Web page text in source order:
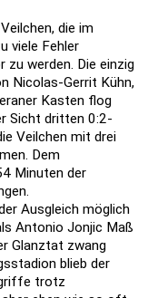
die im
viele Fehler
werden. Die einzig
Nicolas-Gerrit Kühn,
Kasten flog
Sicht dritten 0:2-
Veilchen mit drei
Dem
Minuten der
Ausgleich möglich
Antonio Jonjic Maß
Glanztat zwang
blieb der
trotz